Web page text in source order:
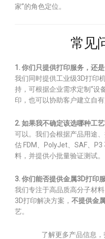
家”的角色定位。
常见
1. 你们只提供打印服务，还
我们同时提供工业级3D打印
持，可根据企业需求定制“设
印，也可以协助客户建立自有
2. 如果我不确定该选哪种工
可以。我们会根据产品用途
估 FDM、PolyJet、SAF、
料，并提供小批量验证测试。
3. 你们能否提供金属3D打印
我们专注于高品质高分子材
3D打印解决方案， 不提供金
艺。
了解更多产品信息